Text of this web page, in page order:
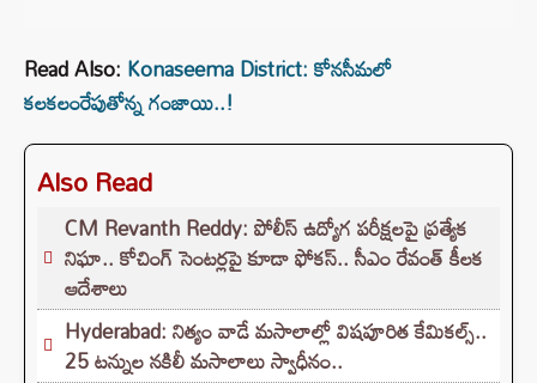
Read Also: Konaseema District: కోనసీమలో
కలకలంరేపుతోన్న గంజాయి..!
Also Read
CM Revanth Reddy: పోలీస్ ఉద్యోగ పరీక్షలపై ప్రత్యేక
నిఘా.. కోచింగ్ సెంటర్లపై కూడా ఫోకస్.. సీఎం రేవంత్ కీలక
ఆదేశాలు
Hyderabad: నిత్యం వాడే మసాలాల్లో విషపూరిత కేమికల్స్..
25 టన్నుల నకిలీ మసాలాలు స్వాధీనం..